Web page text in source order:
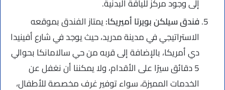
إلى وجود مركز للياقة البدنية.
فندق سيلكن بويرتا أميريكا:يمتاز الفندق بموقعه
الاستراتيجي في مدينة مدريد، حيث يوجد في شارع أفينيدا
دي أمريكا، بالإضافة إلى قربه من حي سالامانكا بحوالي
5 دقائق سيرًا على الأقدام، ولا يمكننا أن نغفل عن
الخدمات المميزة، سواء توفير غرف مخصصة للأطفال،